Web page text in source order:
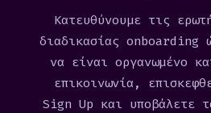
Κατευθύνουμε τις
διαδικασίας onboarding
να είναι οργανωμένο
επικοινωνία,
Sign Up και υποβάλετε